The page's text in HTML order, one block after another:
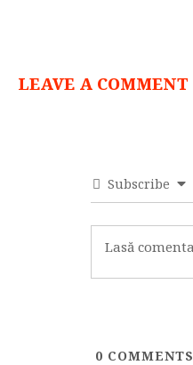
LEAVE A COMMENT
Subscribe
0 COMMENTS